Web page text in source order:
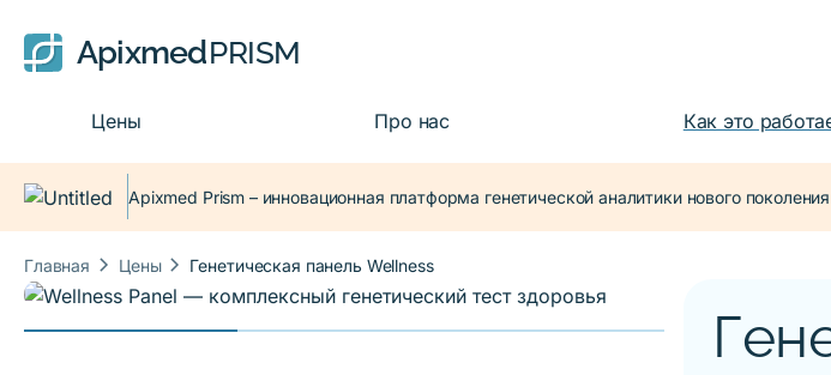
ApixmedPRISM
Цены Про нас Как это
Apixmed Prism – инновационная платформа генетической аналитики нового поколения
Главная keyboard_arrow_right Ценыkeyboard_arrow_right Генетическая панель Wellness